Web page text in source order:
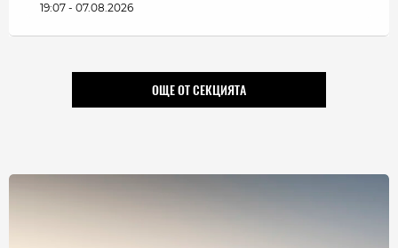
19:07 - 07.08.2026
ОЩЕ ОТ СЕКЦИЯТА